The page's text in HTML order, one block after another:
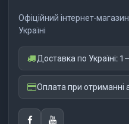
Офіційний інтернет-
Україні
Доставка по Україні:
Оплата при отриманні